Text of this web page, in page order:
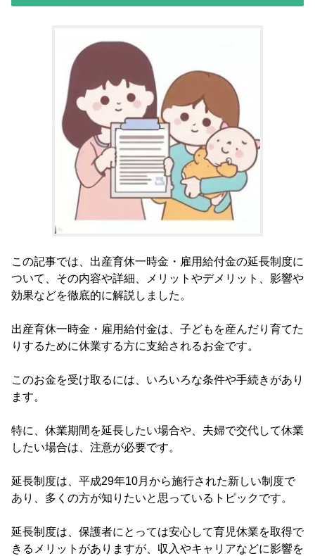
この記事では、出産育休一時金・雇用給付金の延長制度に
ついて、その内容や詳細、メリットやデメリット、影響や
効果などを徹底的に解説しました。
出産育休一時金・雇用給付金は、子どもを産んだり育てた
りするために休業する方に支給されるお金です。
このお金を受け取るには、いろいろな条件や手続きがあり
ます。
特に、休業期間を延長したい場合や、夫婦で交代して休業
したい場合は、注意が必要です。
延長制度は、平成29年10月から施行された新しい制度で
あり、多くの方が知りたいと思っているトピックです。
延長制度は、保護者にとっては安心して育児休業を取得で
きるメリットがありますが、収入やキャリアなどに影響を